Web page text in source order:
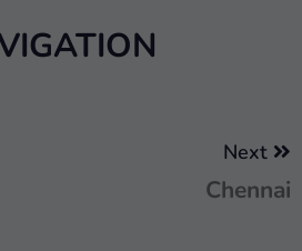
Next
Chennai